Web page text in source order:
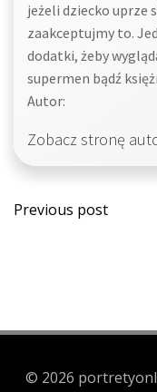
jeżeli dziecko uprze
zaakceptujmy to.
dodatki, żeby
supermen bądź
Autor:
Zobacz stronę
Post
Previous post
© 2026